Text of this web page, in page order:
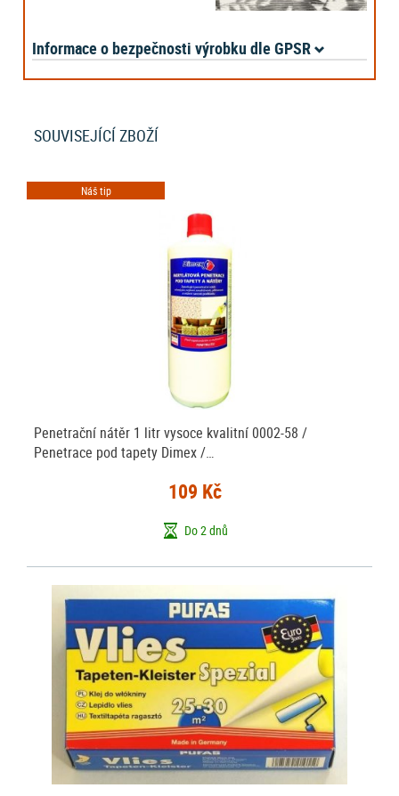
Informace o bezpečnosti výrobku dle GPSR
SOUVISEJÍCÍ ZBOŽÍ
Náš tip
Penetrační nátěr 1 litr vysoce kvalitní 0002-58 /
Penetrace pod tapety Dimex /…
109 Kč
Do 2 dnů